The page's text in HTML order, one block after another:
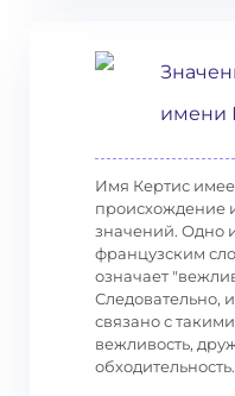
имени
Имя Кертис
происхождение
значений. Одно
французским
означает
Следовательно,
связано с
вежливость,
обходительность.